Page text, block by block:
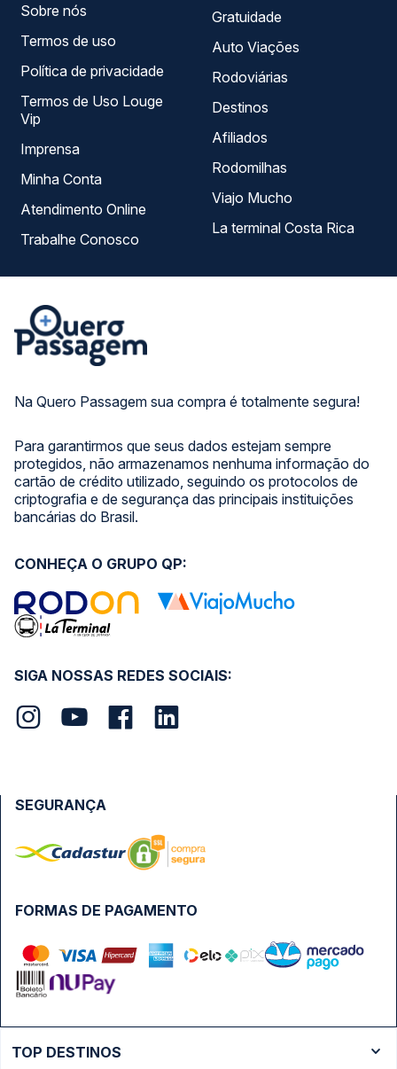
Na Quero Passagem sua compra é totalmente segura!
Para garantirmos que seus dados estejam sempre
protegidos, não armazenamos nenhuma informação do
cartão de crédito utilizado, seguindo os protocolos de
criptografia e de segurança das principais instituições
bancárias do Brasil.
Sobre nós
Termos de uso
Política de privacidade
Termos de Uso Louge
Vip
Imprensa
Minha Conta
Atendimento Online
Trabalhe Conosco
Gratuidade
Auto Viações
Rodoviárias
Destinos
Afiliados
Rodomilhas
Viajo Mucho
La terminal Costa Rica
SIGA NOSSAS REDES SOCIAIS:
CONHEÇA O GRUPO QP:
FORMAS DE PAGAMENTO
SEGURANÇA
TOP DESTINOS